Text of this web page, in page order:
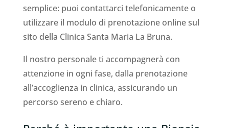
semplice: puoi contattarci telefonicamente o
utilizzare il modulo di prenotazione online sul
sito della Clinica Santa Maria La Bruna.
Il nostro personale ti accompagnerà con
attenzione in ogni fase, dalla prenotazione
all’accoglienza in clinica, assicurando un
percorso sereno e chiaro.